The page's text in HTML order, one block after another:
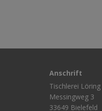
Anschrift
Tischlerei Löring
Messingweg 3
33649 Bielefeld